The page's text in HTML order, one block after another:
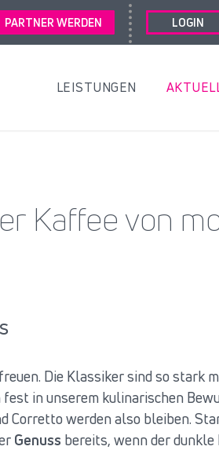
PARTNER WERDEN LOGIN
LEISTUNGEN
Kaffee von
Die Klassiker sind so stark
in unserem kulinarischen
Corretto werden also bleiben.
Genuss bereits, wenn der dunkle